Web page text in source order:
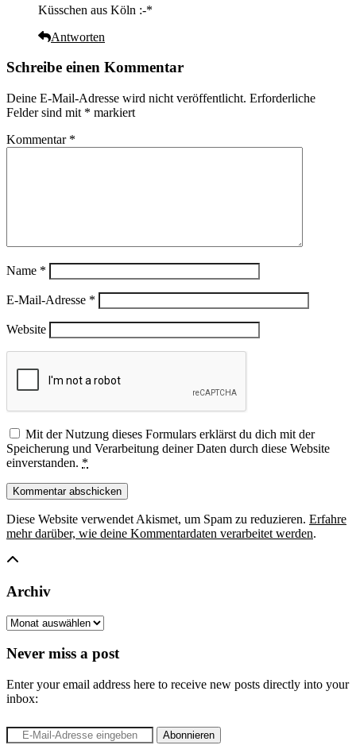
Küsschen aus Köln :-*
Antworten
Schreibe einen Kommentar
Deine E-Mail-Adresse wird nicht veröffentlicht. Erforderliche
Felder sind mit * markiert
Kommentar *
Name *
E-Mail-Adresse *
Website
Mit der Nutzung dieses Formulars erklärst du dich mit der
Speicherung und Verarbeitung deiner Daten durch diese Website
einverstanden. *
Diese Website verwendet Akismet, um Spam zu reduzieren. Erfahre
mehr darüber, wie deine Kommentardaten verarbeitet werden.
Archiv
Archiv
Never miss a post
Enter your email address here to receive new posts directly into your
inbox: